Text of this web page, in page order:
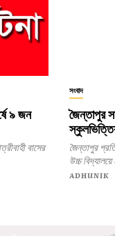
৯ জন
বাসের
সংবাদ
জৈন্তাপুর
জৈন্তাপুর প্রতিনিধি: সিলেটের জৈন্তাপুর
উচ্চ
ADHUNIK